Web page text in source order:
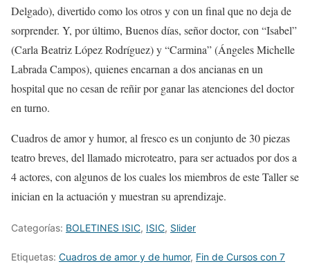
Delgado), divertido como los otros y con un final que no deja de
sorprender. Y, por último, Buenos días, señordoctor, con “Isabel”
(Carla Beatriz López Rodríguez) y “Carmina” (Ángeles Michelle
Labrada Campos), quienes encarnan ados ancianas en un
hospital que no cesan de reñir por ganar las atenciones del doctor
en turno.
Cuadros de amor y humor, al frescoes un conjunto de 30 piezas
teatro breves, del llamado microteatro, para ser actuados por dos a
4 actores, con algunos de los cuales los miembros de este Taller se
inician en la actuación y muestran su aprendizaje.
Categorías: BOLETINES ISIC, ISIC, Slider
Etiquetas: Cuadros de amor y de humor, Fin de Cursos con 7